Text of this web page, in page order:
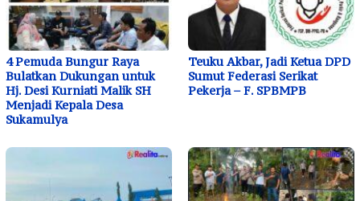
4 Pemuda Bungur Raya
Bulatkan Dukungan untuk
Hj. Desi Kurniati Malik SH
Menjadi Kepala Desa
Sukamulya
Teuku Akbar, Jadi Ketua DPD
Sumut Federasi Serikat
Pekerja – F. SPBMPB